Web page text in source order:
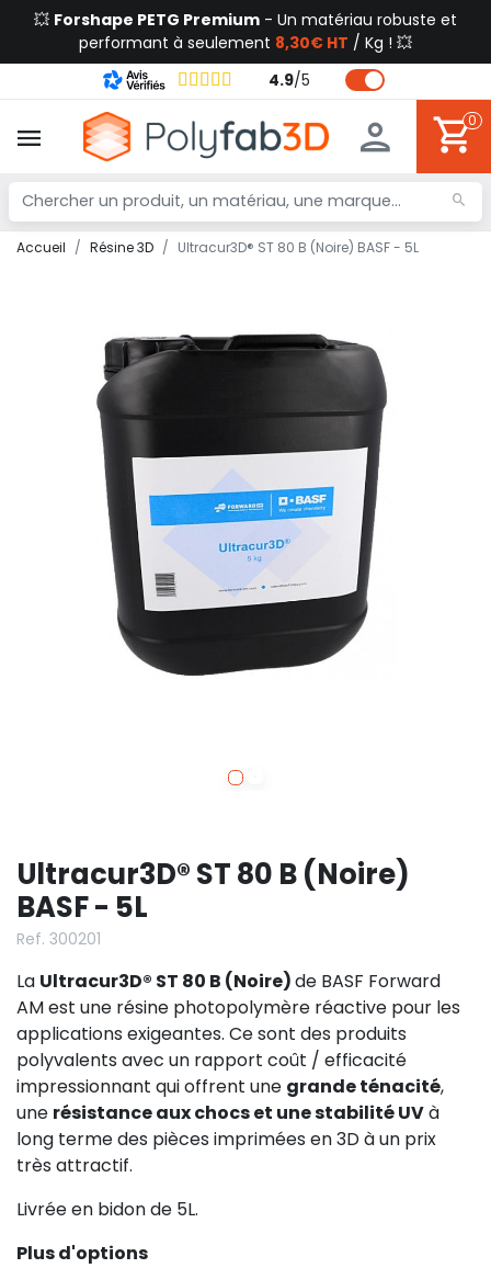
💥 Forshape PETG Premium - Un matériau robuste et
performant à seulement 8,30€ HT / Kg ! 💥
4.9/5
0
Accueil Résine 3D Ultracur3D® ST 80 B (Noire) BASF - 5L
Ultracur3D® ST 80 B (Noire)
BASF - 5L
Ref. 300201
La Ultracur3D® ST 80 B (Noire)de BASF Forward
AM est une résine photopolymère réactive pour les
applications exigeantes. Ce sont des produits
polyvalents avec un rapport coût / efficacité
impressionnant qui offrent une grande ténacité,
une résistance aux chocs et une stabilité UVà
long terme des pièces imprimées en 3D à un prix
très attractif.
Livrée en bidon de 5L.
Plus d'options